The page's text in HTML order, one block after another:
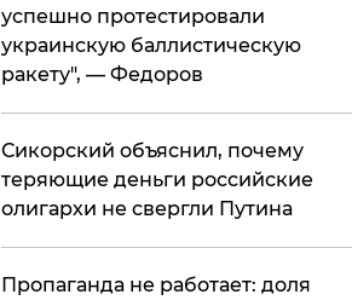
успешно протестировали
украинскую баллистическую
ракету", — Федоров
Сикорский объяснил, почему
теряющие деньги российские
олигархи не свергли Путина
​Пропаганда не работает: доля